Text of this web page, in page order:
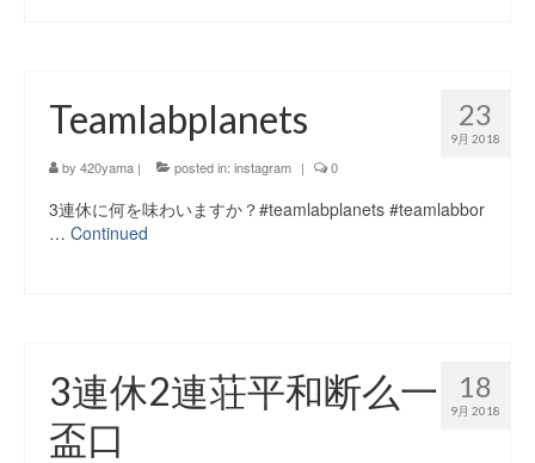
23
9月 2018
Teamlabplanets
by 420yama | posted in: instagram | 0
3連休に何を味わいますか？#teamlabplanets #teamlabbor
… Continued
18
9月 2018
3連休2連荘平和断么一
盃口